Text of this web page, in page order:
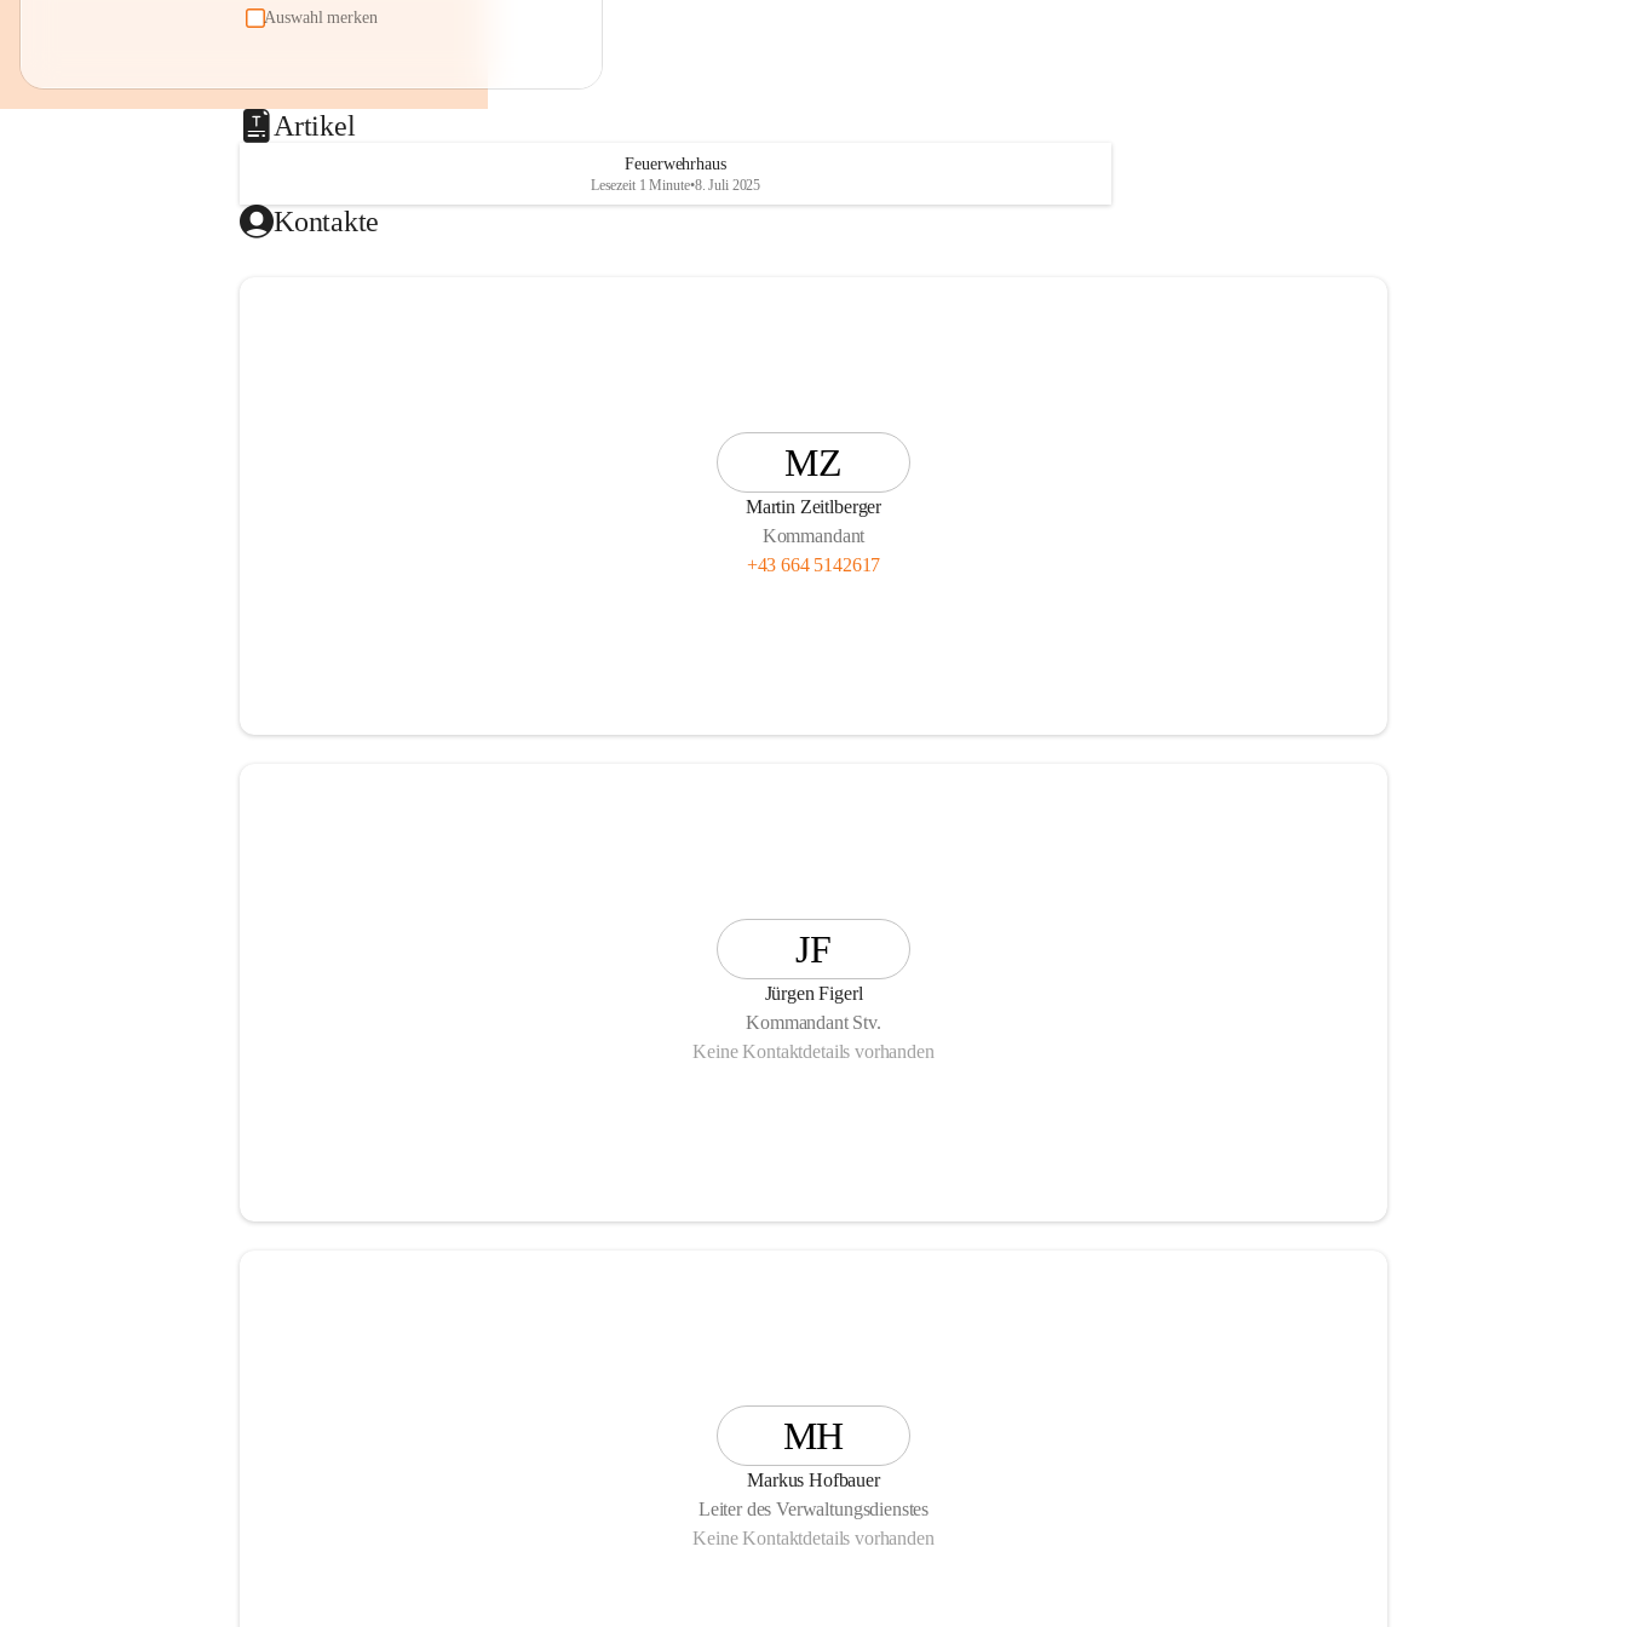
Auswahl merken
Artikel
Feuerwehrhaus
Lesezeit 1 Minute•8. Juli 2025
Kontakte
MZ
Martin Zeitlberger
Kommandant
+43 664 5142617
JF
Jürgen Figerl
Kommandant Stv.
Keine Kontaktdetails vorhanden
MH
Markus Hofbauer
Leiter des Verwaltungsdienstes
Keine Kontaktdetails vorhanden